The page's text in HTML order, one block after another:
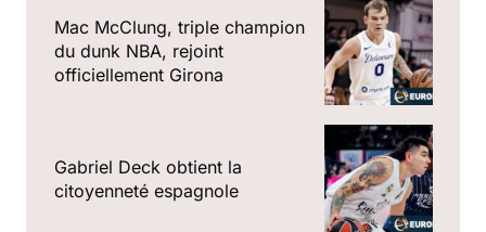
Mac McClung, triple champion
du dunk NBA, rejoint
officiellement Girona
Gabriel Deck obtient la
citoyenneté espagnole